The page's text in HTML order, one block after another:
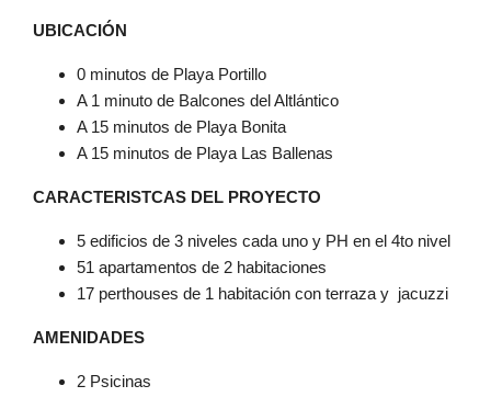
UBICACIÓN
0 minutos de Playa Portillo
A 1 minuto de Balcones del Altlántico
A 15 minutos de Playa Bonita
A 15 minutos de Playa Las Ballenas
CARACTERISTCAS DEL PROYECTO
5 edificios de 3 niveles cada uno y PH en el 4to nivel
51 apartamentos de 2 habitaciones
17 perthouses de 1 habitación con terraza y jacuzzi
AMENIDADES
2 Psicinas